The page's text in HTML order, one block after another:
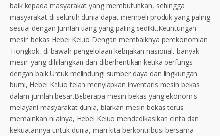
baik kepada masyarakat yang membutuhkan, sehingga
masyarakat di seluruh dunia dapat membeli produk yang paling
sesuai dengan jumlah uang yang paling sedikit.Keuntungan
mesin bekas Hebei Keluo Dengan membaiknya perekonomian
Tiongkok, di bawah pengelolaan kebijakan nasional, banyak
mesin yang dihilangkan dan diberhentikan ketika berfungsi
dengan baik.Untuk melindungi sumber daya dan lingkungan
bumi, Hebei Keluo telah menyiapkan inventaris mesin bekas
dalam jumlah besar.Beberapa mesin bekas yang ekonomis
melayani masyarakat dunia, biarkan mesin bekas terus
memainkan nilainya, Hebei Keluo mendedikasikan cinta dan
kekuatannya untuk dunia, mari kita berkontribusi bersama